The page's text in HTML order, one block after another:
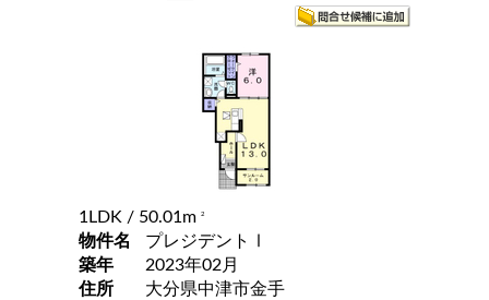
1LDK / 50.01m 2
物件名
プレジデントⅠ
築年
2023年02月
住所
大分県中津市金手